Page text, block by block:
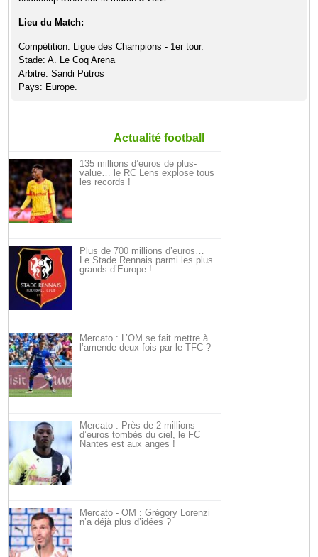
Lieu du Match:
Compétition: Ligue des Champions - 1er tour.
Stade: A. Le Coq Arena
Arbitre: Sandi Putros
Pays: Europe.
Actualité football
135 millions d’euros de plus-
value… le RC Lens explose tous
les records !
Plus de 700 millions d’euros…
Le Stade Rennais parmi les plus
grands d’Europe !
Mercato : L’OM se fait mettre à
l’amende deux fois par le TFC ?
Mercato : Près de 2 millions
d’euros tombés du ciel, le FC
Nantes est aux anges !
Mercato - OM : Grégory Lorenzi
n’a déjà plus d’idées ?